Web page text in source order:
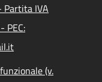
Partita IVA
PEC:
(v.